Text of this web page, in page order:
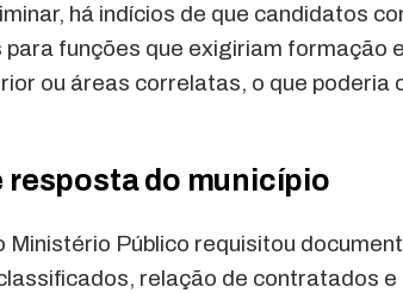
há indícios de que candidatos
funções que exigiriam formação
ou áreas correlatas, o que
resposta do município
Público requisitou
relação de contratados